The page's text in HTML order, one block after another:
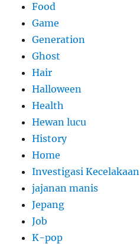
Food
Game
Generation
Ghost
Hair
Halloween
Health
Hewan lucu
History
Home
Investigasi Kecelakaan
jajanan manis
Jepang
Job
K-pop